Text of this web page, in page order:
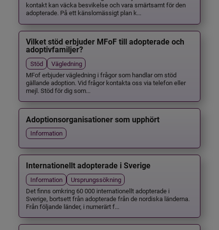
kontakt kan väcka besvikelse och vara smärtsamt för den
adopterade. På ett känslomässigt plan k...
Vilket stöd erbjuder MFoF till adopterade och
adoptivfamiljer?
Stöd
Vägledning
MFof erbjuder vägledning i frågor som handlar om stöd
gällande adoption. Vid frågor kontakta oss via telefon eller
mejl. Stöd för dig som...
Adoptionsorganisationer som upphört
Information
Internationellt adopterade i Sverige
Information
Ursprungssökning
Det finns omkring 60 000 internationellt adopterade i
Sverige, bortsett från adopterade från de nordiska länderna.
Från följande länder, i numerärt f...